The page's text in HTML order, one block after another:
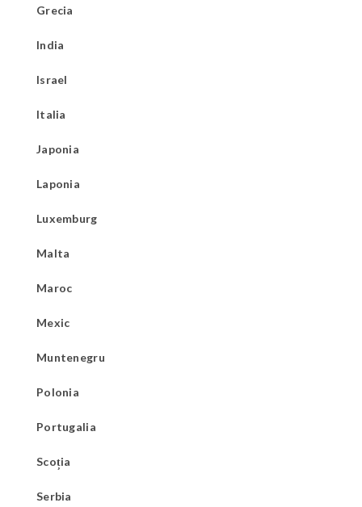
Grecia
India
Israel
Italia
Japonia
Laponia
Luxemburg
Malta
Maroc
Mexic
Muntenegru
Polonia
Portugalia
Scoția
Serbia